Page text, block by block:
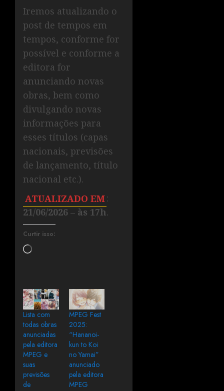
Iremos atualizando o
post de tempos em
tempos, conforme for
possível e conforme a
editora for
anunciando novas
obras, bem como
divulgando novas
informações para
esses títulos (capas
nacionais, previsões
de lançamento, título
nacional etc.).
ATUALIZADO EM:
21/06/2026 – às 17h.
Curtir isso:
Lista com
todas obras
anunciadas
pela editora
MPEG e
suas
previsões
de
MPEG Fest
2025:
“Hananoi-
kun to Koi
no Yamai”
anunciado
pela editora
MPEG